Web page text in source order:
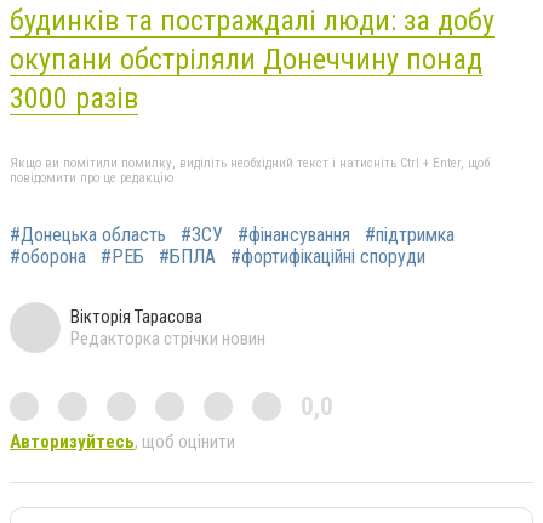
будинків та постраждалі люди: за добу
окупани обстріляли Донеччину понад
3000 разів
Якщо ви помітили помилку, виділіть необхідний текст і натисніть Ctrl + Enter, щоб
повідомити про це редакцію
#Донецька область #ЗСУ #фінансування
#підтримка
#оборона
#РЕБ #БПЛА #фортифікаційні споруди
Вікторія Тарасова
Редакторка стрічки новин
0,0
Авторизуйтесь, щоб оцінити